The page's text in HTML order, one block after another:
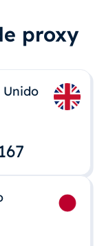
proxy
Unido